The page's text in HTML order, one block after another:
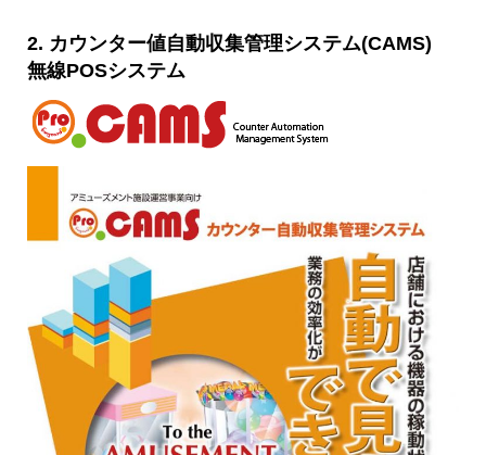
2. カウンター値自動収集管理システム(CAMS)
無線POSシステム